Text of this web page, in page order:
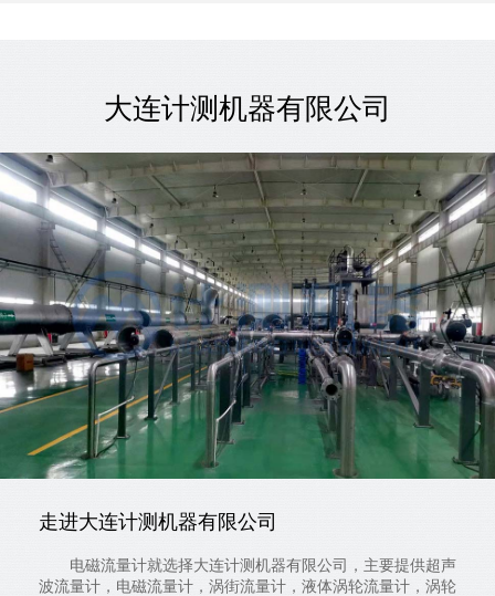
大连计测机器有限公司
走进大连计测机器有限公司
电磁流量计就选择大连计测机器有限公司，主要提供超声
波流量计，电磁流量计，涡街流量计，液体涡轮流量计，涡轮